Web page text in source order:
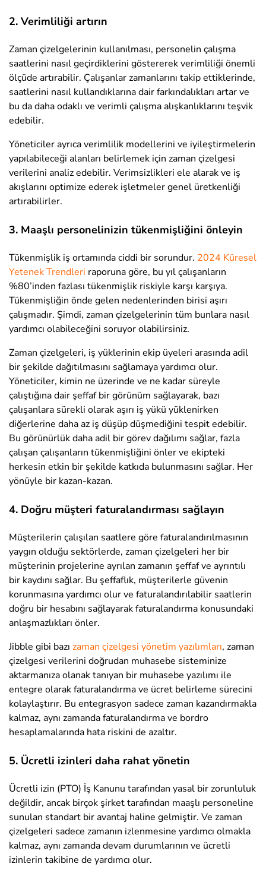
2. Verimliliği artırın
Zaman çizelgelerinin kullanılması, personelin çalışma
saatlerini nasıl geçirdiklerini göstererek verimliliği önemli
ölçüde artırabilir. Çalışanlar zamanlarını takip ettiklerinde,
saatlerini nasıl kullandıklarına dair farkındalıkları artar ve
bu da daha odaklı ve verimli çalışma alışkanlıklarını teşvik
edebilir.
Yöneticiler ayrıca verimlilik modellerini ve iyileştirmelerin
yapılabileceği alanları belirlemek için zaman çizelgesi
verilerini analiz edebilir. Verimsizlikleri ele alarak ve iş
akışlarını optimize ederek işletmeler genel üretkenliği
artırabilirler.
3. Maaşlı personelinizin tükenmişliğini önleyin
Tükenmişlik iş ortamında ciddi bir sorundur. 2024 Küresel
Yetenek Trendleri raporuna göre, bu yıl çalışanların
%80’inden fazlası tükenmişlik riskiyle karşı karşıya.
Tükenmişliğin önde gelen nedenlerinden birisi aşırı
çalışmadır. Şimdi, zaman çizelgelerinin tüm bunlara nasıl
yardımcı olabileceğini soruyor olabilirsiniz.
Zaman çizelgeleri, iş yüklerinin ekip üyeleri arasında adil
bir şekilde dağıtılmasını sağlamaya yardımcı olur.
Yöneticiler, kimin ne üzerinde ve ne kadar süreyle
çalıştığına dair şeffaf bir görünüm sağlayarak, bazı
çalışanlara sürekli olarak aşırı iş yükü yüklenirken
diğerlerine daha az iş düşüp düşmediğini tespit edebilir.
Bu görünürlük daha adil bir görev dağılımı sağlar, fazla
çalışan çalışanların tükenmişliğini önler ve ekipteki
herkesin etkin bir şekilde katkıda bulunmasını sağlar. Her
yönüyle bir kazan-kazan.
4. Doğru müşteri faturalandırması sağlayın
Müşterilerin çalışılan saatlere göre faturalandırılmasının
yaygın olduğu sektörlerde, zaman çizelgeleri her bir
müşterinin projelerine ayrılan zamanın şeffaf ve ayrıntılı
bir kaydını sağlar. Bu şeffaflık, müşterilerle güvenin
korunmasına yardımcı olur ve faturalandırılabilir saatlerin
doğru bir hesabını sağlayarak faturalandırma konusundaki
anlaşmazlıkları önler.
Jibble gibi bazı zaman çizelgesi yönetim yazılımları, zaman
çizelgesi verilerini doğrudan muhasebe sisteminize
aktarmanıza olanak tanıyan bir muhasebe yazılımı ile
entegre olarak faturalandırma ve ücret belirleme sürecini
kolaylaştırır. Bu entegrasyon sadece zaman kazandırmakla
kalmaz, aynı zamanda faturalandırma ve bordro
hesaplamalarında hata riskini de azaltır.
5. Ücretli izinleri daha rahat yönetin
Ücretli izin (PTO) İş Kanunu tarafından yasal bir zorunluluk
değildir, ancak birçok şirket tarafından maaşlı personeline
sunulan standart bir avantaj haline gelmiştir. Ve zaman
çizelgeleri sadece zamanın izlenmesine yardımcı olmakla
kalmaz, aynı zamanda devam durumlarının ve ücretli
izinlerin takibine de yardımcı olur.